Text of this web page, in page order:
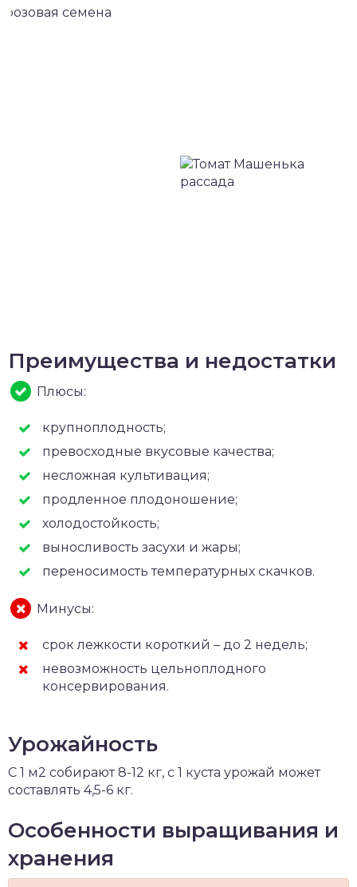
Преимущества и недостатки
Плюсы:
крупноплодность;
превосходные вкусовые качества;
несложная культивация;
продленное плодоношение;
холодостойкость;
выносливость засухи и жары;
переносимость температурных скачков.
Минусы:
срок лежкости короткий – до 2 недель;
невозможность цельноплодного
консервирования.
Урожайность
С 1 м2 собирают 8-12 кг, с 1 куста урожай может
составлять 4,5-6 кг.
Особенности выращивания и
хранения